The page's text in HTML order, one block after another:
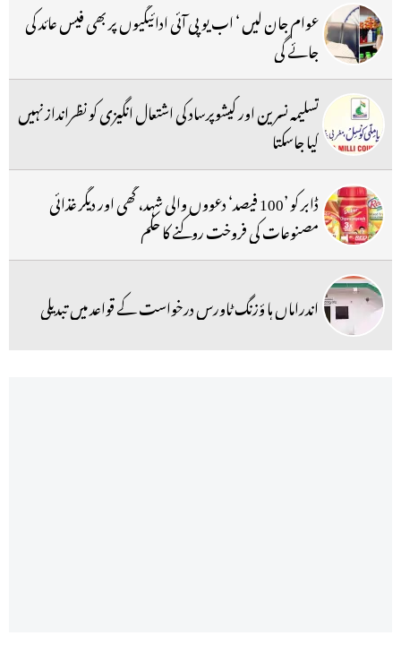
عوام جان لیں ‘ اب یو پی آئی ادائیگیوں پر بھی فیس عائد کی
جائے گی
تسلیمہ نسرین اور کیشوپرساد کی اشتعال انگیزی کو نظرانداز نہیں
کیا جاسکتا
ڈابر کو ’100 فیصد‘ دعووں والی شہد، گھی اور دیگر غذائی
مصنوعات کی فروخت روکنے کا حکم
اندراماں ہا ؤزنگ ٹاورس درخواست کے قواعد میں تبدیلی